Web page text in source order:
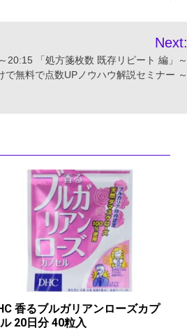
Next:
20:15 「処方箋枚数 既存リピート 編」～
で無料で点数UPノウハウ解説セミナー ～
香るブルガリアンローズカプ
20日分 40粒入